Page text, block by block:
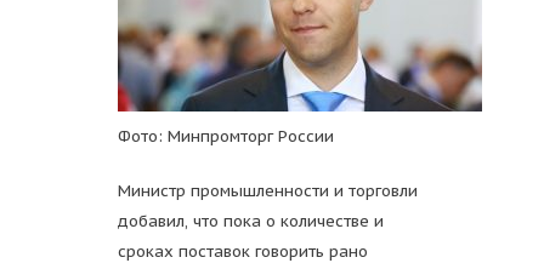
Фото: Минпромторг России
Министр промышленности и торговли
добавил, что пока о количестве и
сроках поставок говорить рано